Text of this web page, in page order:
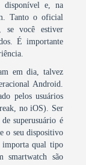
disponível e, na
Tanto o oficial
se você estiver
É importante
em dia, talvez
Android.
pelos usuários
no iOS). Ser
superusuário é
o seu dispositivo
importa qual tipo
smartwatch são